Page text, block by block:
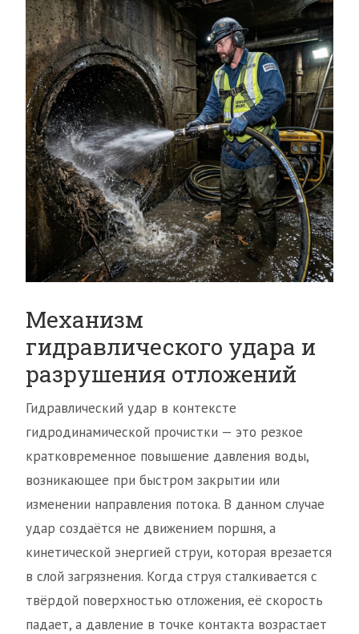
Механизм
гидравлического удара и
разрушения отложений
Гидравлический удар в контексте
гидродинамической прочистки — это резкое
кратковременное повышение давления воды,
возникающее при быстром закрытии или
изменении направления потока. В данном случае
удар создаётся не движением поршня, а
кинетической энергией струи, которая врезается
в слой загрязнения. Когда струя сталкивается с
твёрдой поверхностью отложения, её скорость
падает, а давление в точке контакта возрастает